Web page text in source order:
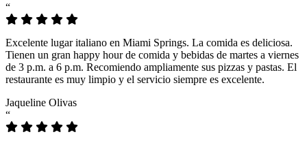
“
Excelente lugar italiano en Miami Springs. La comida es deliciosa.
Tienen un gran happy hour de comida y bebidas de martes a viernes
de 3 p.m. a 6 p.m. Recomiendo ampliamente sus pizzas y pastas. El
restaurante es muy limpio y el servicio siempre es excelente.
Jaqueline Olivas
“